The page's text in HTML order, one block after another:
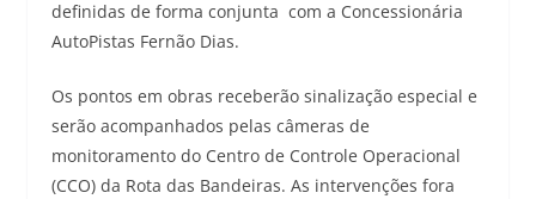
definidas de forma conjunta com a Concessionária
AutoPistas Fernão Dias.
Os pontos em obras receberão sinalização especial e
serão acompanhados pelas câmeras de
monitoramento do Centro de Controle Operacional
(CCO) da Rota das Bandeiras. As intervenções fora